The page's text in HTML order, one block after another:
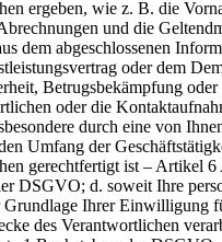
ergeben, wie z. B. die
und die
dem abgeschlossenen
oder dem
Betrugsbekämpfung
oder die
durch eine von
Umfang der
gerechtfertigt ist – Artikel 6
DSGVO; d. soweit Ihre
Grundlage Ihrer Einwilligung
des Verantwortlichen